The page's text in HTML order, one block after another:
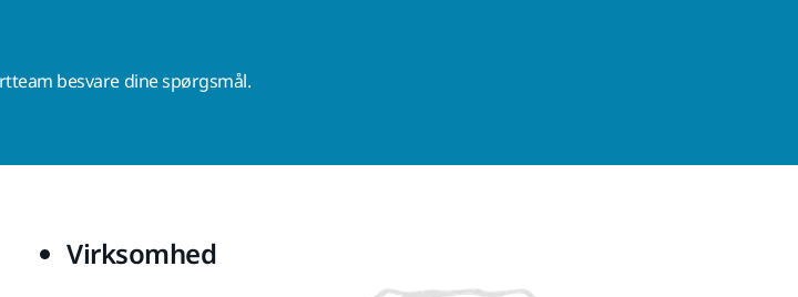
besvare dine spørgsmål.
Virksomhed